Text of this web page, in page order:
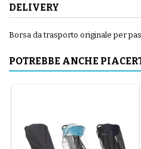
DELIVERY
Borsa da trasporto originale per
POTREBBE ANCHE